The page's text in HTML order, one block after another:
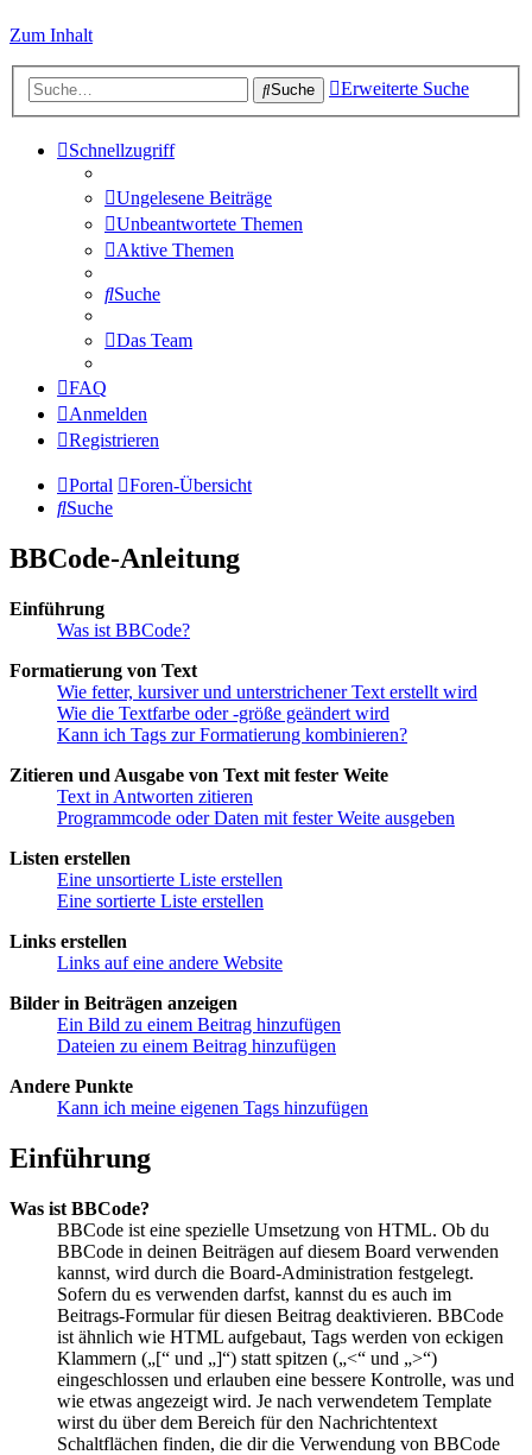
Zum Inhalt
Suche Erweiterte Suche
Schnellzugriff
Ungelesene Beiträge
Unbeantwortete Themen
Aktive Themen
Suche
Das Team
FAQ
Anmelden
Registrieren
Portal
Foren-Übersicht
Suche
BBCode-Anleitung
Einführung
Was ist BBCode?
Formatierung von Text
Wie fetter, kursiver und unterstrichener Text erstellt wird
Wie die Textfarbe oder -größe geändert wird
Kann ich Tags zur Formatierung kombinieren?
Zitieren und Ausgabe von Text mit fester Weite
Text in Antworten zitieren
Programmcode oder Daten mit fester Weite ausgeben
Listen erstellen
Eine unsortierte Liste erstellen
Eine sortierte Liste erstellen
Links erstellen
Links auf eine andere Website
Bilder in Beiträgen anzeigen
Ein Bild zu einem Beitrag hinzufügen
Dateien zu einem Beitrag hinzufügen
Andere Punkte
Kann ich meine eigenen Tags hinzufügen
Einführung
Was ist BBCode?
BBCode ist eine spezielle Umsetzung von HTML. Ob du
BBCode in deinen Beiträgen auf diesem Board verwenden
kannst, wird durch die Board-Administration festgelegt.
Sofern du es verwenden darfst, kannst du es auch im
Beitrags-Formular für diesen Beitrag deaktivieren. BBCode
ist ähnlich wie HTML aufgebaut, Tags werden von eckigen
Klammern („[“ und „]“) statt spitzen („<“ und „>“)
eingeschlossen und erlauben eine bessere Kontrolle, was und
wie etwas angezeigt wird. Je nach verwendetem Template
wirst du über dem Bereich für den Nachrichtentext
Schaltflächen finden, die dir die Verwendung von BBCode